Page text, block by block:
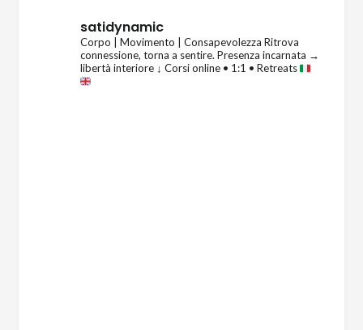
satidynamic
Corpo | Movimento | Consapevolezza Ritrova
connessione, torna a sentire. Presenza incarnata →
libertà interiore↓ Corsi online • 1:1 • Retreats